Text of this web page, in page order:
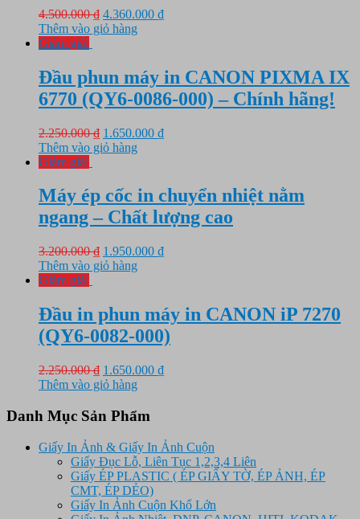
4.500.000₫ Giá
gốc
4.360.000 ₫Giá
4.360.000 ₫.
Thêm vào giỏ hàng
Giảm giá!
Đầu phun máy in CANON PIXMA IX
6770 (QY6-0086-000) – Chính hãng!
2.250.000₫ Giá
gốc
1.650.000 ₫Giá
1.650.000 ₫.
Thêm vào giỏ hàng
Giảm giá!
Máy ép cốc in chuyển nhiệt nằm
ngang – Chất lượng cao
3.200.000₫ Giá
gốc
1.950.000 ₫Giá
1.950.000 ₫.
Thêm vào giỏ hàng
Giảm giá!
Đầu in phun máy in CANON iP 7270
(QY6-0082-000)
2.250.000₫ Giá
gốc
2.250.000 ₫.
1.650.000 ₫Giá
Thêm vào giỏ hàng
Danh Mục Sản Phẩm
Giấy In Ảnh & Giấy In Ảnh Cuộn
Giấy Đục Lỗ, Liên Tục 1,2,3,4 Liên
Giấy ÉP PLASTIC ( ÉP GIẤY TỜ, ÉP ẢNH, ÉP
CMT, ÉP DẺO)
Giấy In Ảnh Cuộn Khổ Lớn